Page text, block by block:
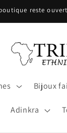
reste
Bijoux
Adinkra